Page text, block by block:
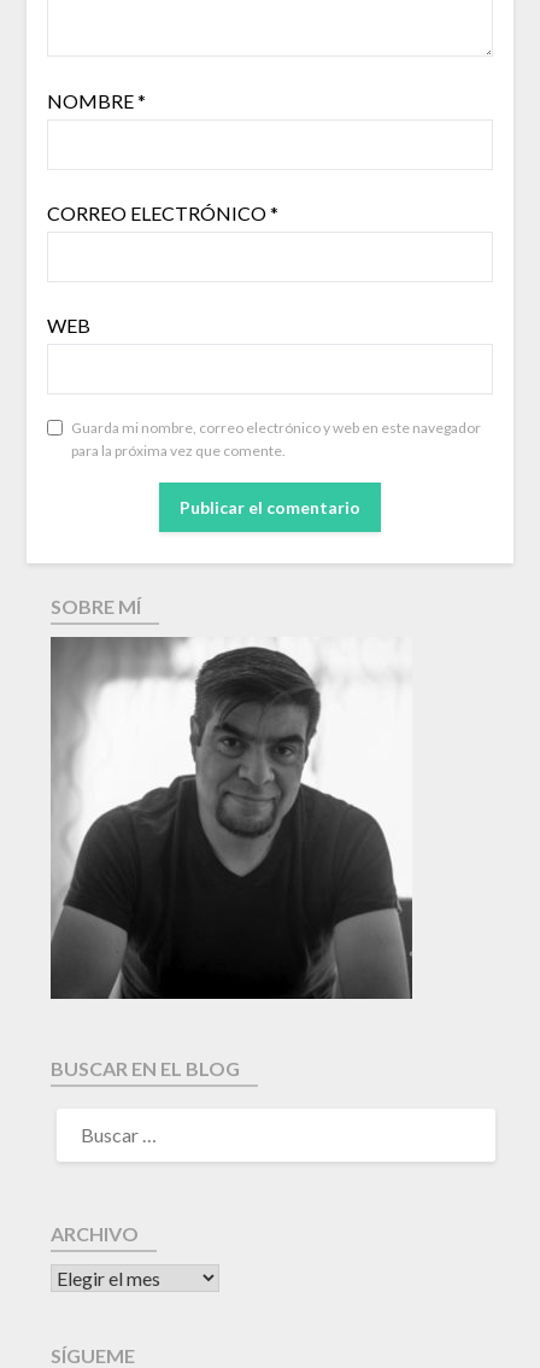
NOMBRE*
CORREO ELECTRÓNICO*
WEB
Guarda mi nombre, correo electrónico y web en este navegador
para la próxima vez que comente.
SOBRE MÍ
BUSCAR EN EL BLOG
ARCHIVO
SÍGUEME